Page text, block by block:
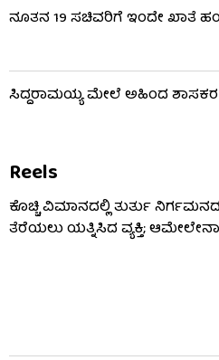
ನೂತನ 19 ಸಚಿವರಿಗೆ ಇಂದೇ ಖಾತೆ
ಸಿದ್ದರಾಮಯ್ಯ ಮೇಲೆ ಅಹಿಂದ
Reels
ಕೊಚ್ಚಿ ವಿಮಾನದಲ್ಲಿ ತುರ್ತು
ತೆರೆಯಲು ಯತ್ನಿಸಿದ ವ್ಯಕ್ತಿ;